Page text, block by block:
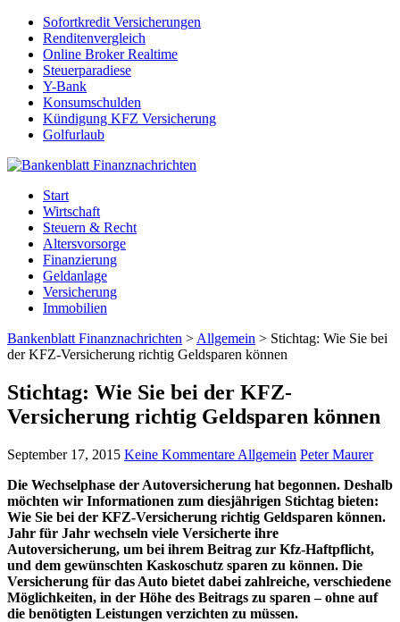
Sofortkredit Versicherungen
Renditenvergleich
Online Broker Realtime
Steuerparadiese
Y-Bank
Konsumschulden
Kündigung KFZ Versicherung
Golfurlaub
Start
Wirtschaft
Steuern & Recht
Altersvorsorge
Finanzierung
Geldanlage
Versicherung
Immobilien
Bankenblatt Finanznachrichten > Allgemein > Stichtag: Wie Sie bei
der KFZ-Versicherung richtig Geldsparen können
Stichtag: Wie Sie bei der KFZ-
Versicherung richtig Geldsparen können
September 17, 2015 Keine Kommentare Allgemein Peter Maurer
Die Wechselphase der Autoversicherung hat begonnen. Deshalb
möchten wir Informationen zum diesjährigen Stichtag bieten:
Wie Sie bei der KFZ-Versicherung richtig Geldsparen können.
Jahr für Jahr wechseln viele Versicherte ihre
Autoversicherung, um bei ihrem Beitrag zur Kfz-Haftpflicht,
und dem gewünschten Kaskoschutz sparen zu können. Die
Versicherung für das Auto bietet dabei zahlreiche, verschiedene
Möglichkeiten, in der Höhe des Beitrags zu sparen – ohne auf
die benötigten Leistungen verzichten zu müssen.